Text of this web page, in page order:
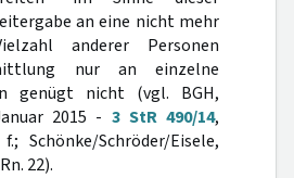
an eine nicht mehr
anderer Personen
nur an einzelne
genügt nicht (vgl. BGH,
2015 - 3 StR 490/14,
Schönke/Schröder/Eisele,
22).